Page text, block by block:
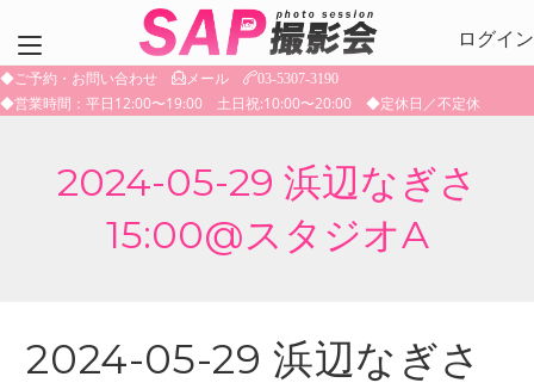
テ
ン
ログイン
◆ご予約・お問い合わせ メール 03-5307-3190
◆営業時間：平日12:00〜19:00 土日祝:10:00〜20:00 ◆定休日／不定休
2024-05-29 浜辺なぎさ
15:00@スタジオA
2024-05-29 浜辺なぎさ